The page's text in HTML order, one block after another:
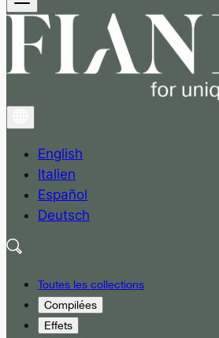
English
Italien
Español
Deutsch
Toutes les collections
Compilées
Effets